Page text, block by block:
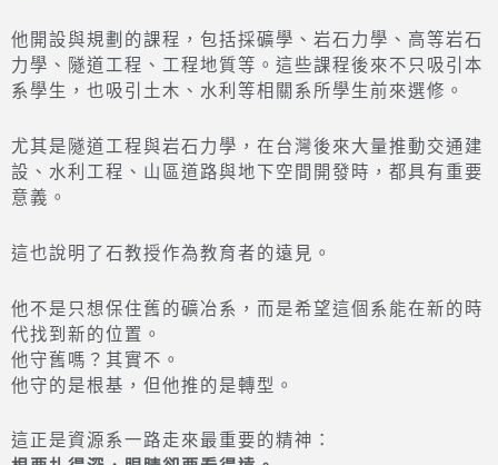
他開設與規劃的課程，包括採礦學、岩石力學、高等岩石
力學、隧道工程、工程地質等。這些課程後來不只吸引本
系學生，也吸引土木、水利等相關系所學生前來選修。
尤其是隧道工程與岩石力學，在台灣後來大量推動交通建
設、水利工程、山區道路與地下空間開發時，都具有重要
意義。
這也說明了石教授作為教育者的遠見。
他不是只想保住舊的礦冶系，而是希望這個系能在新的時
代找到新的位置。
他守舊嗎？其實不。
他守的是根基，但他推的是轉型。
這正是資源系一路走來最重要的精神：